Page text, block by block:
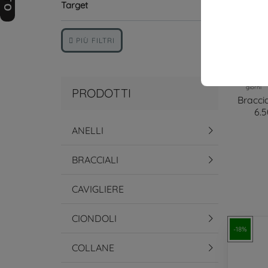
Target
PIÙ FILTRI
PRODOTTI
ANELLI
BRACCIALI
CAVIGLIERE
CIONDOLI
COLLANE
giorni
-18%